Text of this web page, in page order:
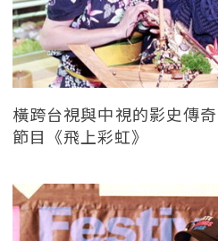
橫跨台視與中視的影史傳
節目《飛上彩虹》